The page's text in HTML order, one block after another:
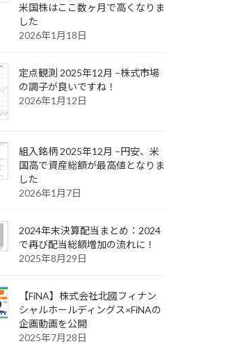
米国株はここ数ヶ月で高くなりま
した
2026年1月18日
定点観測 2025年12月 –株式市場
の調子が良いですね！
2026年1月12日
組入銘柄 2025年12月 –円安、米
国高で資産総額が最高値となりま
した
2026年1月7日
2024年末決算配当まとめ：2024
で再び配当総額増加の流れに！
2025年8月29日
【FiNA】株式会社北國フィナン
シャルホールディングス×FiNAの
企画動画を公開
2025年7月28日